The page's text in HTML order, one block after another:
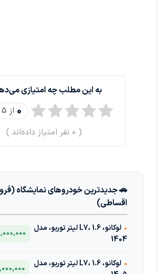
به این مطلب چه امتیازی
0 از 5 امتیاز
(
0 نفر امتیاز داده‌اند )
🚗 جدیدترین خودروهای نمایشگاه
اقساطی)
•
لوکانو، L7، 1.6 لیتر توربو، مدل
1404
•
لوکانو، L7، 1.6 لیتر توربو، مدل